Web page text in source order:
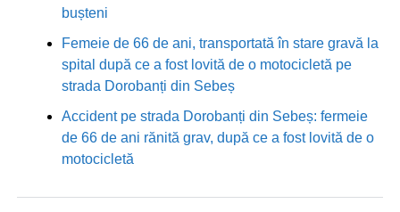
bușteni
Femeie de 66 de ani, transportată în stare gravă la
spital după ce a fost lovită de o motocicletă pe
strada Dorobanți din Sebeș
Accident pe strada Dorobanți din Sebeș: fermeie
de 66 de ani rănită grav, după ce a fost lovită de o
motocicletă